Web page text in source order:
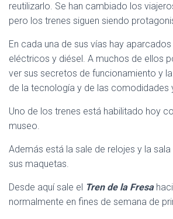
reutilizarlo. Se han cambiado los
pero los trenes siguen siendo
En cada una de sus vías hay
eléctricos y diésel. A muchos de ellos
ver sus secretos de funcionamiento y
de la tecnología y de las comodidades
Uno de los trenes está habilitado hoy
museo.
Además está la sale de relojes y la
sus maquetas.
Desde aquí sale el Tren de la Fresa
normalmente en fines de semana de